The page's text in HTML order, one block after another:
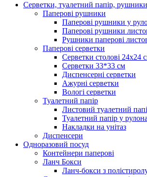
Серветки, туалетний папір, рушники
Паперові рушники
Паперові рушники у
Паперові рушники
Рушники паперові
Паперові серветки
Серветки столові 24х24
Серветки 33*33 см
Диспенсерні серветки
Ажурні серветки
Вологі серветки
Туалетний папір
Листовий туалетний
Туалетний папір у
Накладки на унітаз
Диспенсери
Одноразовий посуд
Контейнери паперові
Ланч Бокси
Ланч-бокси з